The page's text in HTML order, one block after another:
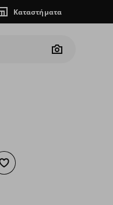
Καταστήματα
Camera
Προσθήκη στα αγαπημένα